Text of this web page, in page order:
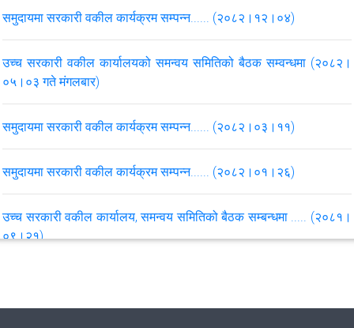
नवलपरासी (ब.सु.प.), कपिलबस्तु, अर्घाखाँची, गुल्मी र पाल्पा)'
VIEW ALL
समुदायमा सरकारी वकील कार्यक्रम सम्पन्न...... (२०८२।१२।०४)
उच्च सरकारी वकील कार्यालयको समन्वय समितिको बैठक सम्वन्धमा (२०८२।
०५।०३ गते मंगलबार)
समुदायमा सरकारी वकील कार्यक्रम सम्पन्न...... (२०८२।०३।११)
समुदायमा सरकारी वकील कार्यक्रम सम्पन्न...... (२०८२।०१।२६)
उच्च सरकारी वकील कार्यालय, समन्वय समितिको बैठक सम्बन्धमा ..... (२०८१।
०९।२१)